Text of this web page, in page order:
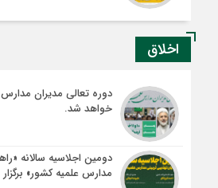
اخلاق
دوره تعالی مدیران مدارس
خواهد شد.
دومین اجلاسیه سالانه
مدارس علمیه کشور»